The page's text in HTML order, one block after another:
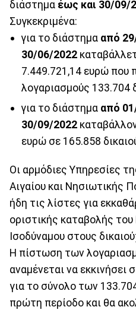
διάστημα έως και 30/09/
Συγκεκριμένα:
για το διάστημααπό
30/06/2022
7.449.721,14 ευρώ που
λογαριασμούς 133.704
για το διάστημα από
30/09/2022
ευρώ σε 165.858
Οι αρμόδιες Υπηρεσίες
Αιγαίου και Νησιωτικής
ήδη τις λίστες για
οριστικής καταβολής
Ισοδύναμου στους
Η πίστωση των
αναμένεται να εκκινήσει
για το σύνολο των
πρώτη περίοδο και θα